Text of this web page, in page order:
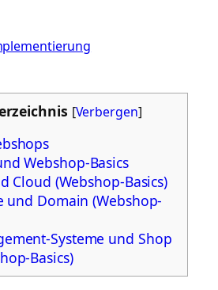
[Verbergen]
Webshop-Basics
Cloud (Webshop-Basics)
und Domain (Webshop-
Systeme und Shop
Basics)